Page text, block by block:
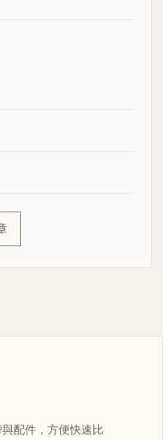
配件，方便快速比